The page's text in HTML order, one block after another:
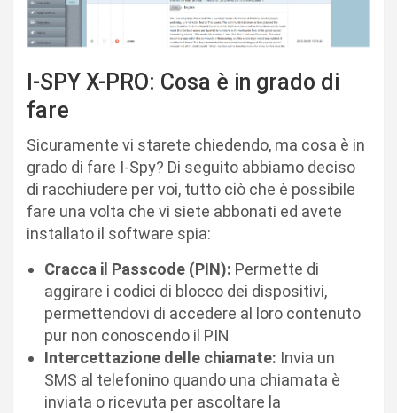
I-SPY X-PRO: Cosa è in grado di
fare
Sicuramente vi starete chiedendo, ma cosa è in
grado di fare I-Spy? Di seguito abbiamo deciso
di racchiudere per voi, tutto ciò che è possibile
fare una volta che vi siete abbonati ed avete
installato il software spia:
Cracca il Passcode (PIN): Permette di
aggirare i codici di blocco dei dispositivi,
permettendovi di accedere al loro contenuto
pur non conoscendo il PIN
Intercettazione delle chiamate: Invia un
SMS al telefonino quando una chiamata è
inviata o ricevuta per ascoltare la